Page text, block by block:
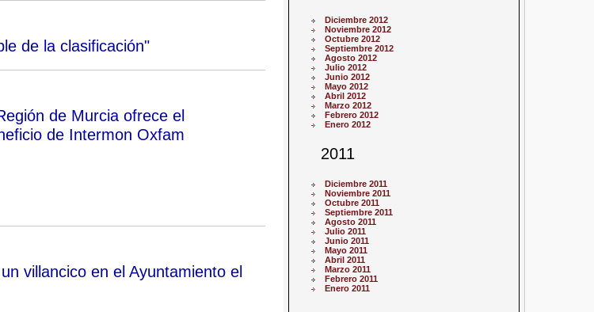
de la clasificación"
de Murcia ofrece el
de Intermon Oxfam
villancico en el Ayuntamiento el
Diciembre 2012
Noviembre 2012
Octubre 2012
Septiembre 2012
Agosto 2012
Julio 2012
Junio 2012
Mayo 2012
Abril 2012
Marzo 2012
Febrero 2012
Enero 2012
2011
Diciembre 2011
Noviembre 2011
Octubre 2011
Septiembre 2011
Agosto 2011
Julio 2011
Junio 2011
Mayo 2011
Abril 2011
Marzo 2011
Febrero 2011
Enero 2011